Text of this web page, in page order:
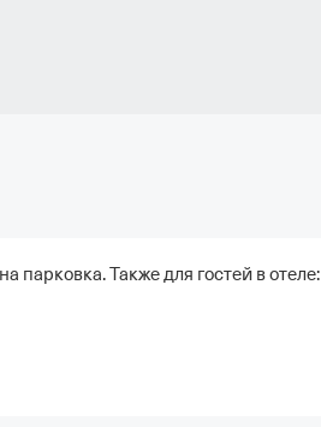
парковка. Также для гостей в отеле: